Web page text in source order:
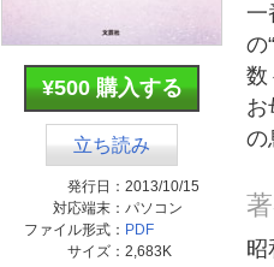
¥500 購入する
立ち読み
発行日： 2013/10/15
対応端末： パソコン
ファイル形式： PDF
サイズ： 2,683K
一
の
数
お
の
昭